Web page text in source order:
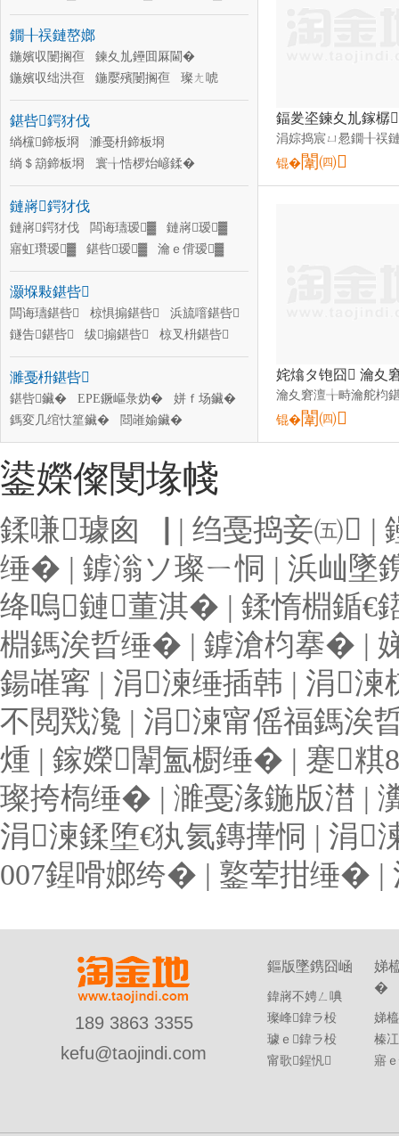
鐕堣ō瑷�
姗熸瑷▓
鏁哥⒓鐢㈠搧瑷▓
瀹跺眳鐢㈠搧瑷▓
闆诲瓙鐢㈠搧瑷▓
閫氫俊鐢㈠搧瑷▓
鐗╂祦鏈嶅嫏
鍦嬪収闄搁亱
鍊夊劜鑸囬厤閫�
鍦嬪収绌洪亱
鍦嬮殯闄搁亱
璨ㄤ唬
鍦嬮殯娴烽亱
鍦嬪収姘撮亱
蹇仦
鍦嬮殯绌洪亱
鍟嗘鍫遍棞
鍖呰鍔犲伐
绱欓鍗板埛
濉戞枡鍗板埛
绱＄箶鍗板埛
寰╁悎椤炲嵃鍒�
绔规湪鍗板埛
鐜荤拑鍗板埛
闄剁摲鍗板埛
鏈嶈鍔犲伐
鏈嶈鍔犲伐 闆诲瓙瑷▓
鏈嶈瑷▓
寤虹瓚瑷▓
鍖呰瑷▓
瀹ｅ偝瑷▓
褰㈣薄瑷▓
鍟嗘瑷▓
瀹堕浕瑷▓
骞抽潰瑷▓
灏堢敤鍖呰
闆诲瓙鍖呰 椋惧搧鍖呰
浜旈噾鍖呰
鐩告鍖呰
绂搧鍖呰
椋叉枡鍖呰
棣欑厵鍖呰
淇濆仴鍝佸寘瑁�
鑼惰憠鍖呰
鐜╁叿鍖呰
濉戞枡鍖呰
鍖呰鑶� EPE鐝嶇彔妫�
姘ｆ场鑶�
鎷変几绾忕篂鑶�
閸嶉媮鑶�
淇濊鑶�
闈滈浕鑶�
锟�闈㈣
锟�闈㈣
鍙嬫儏閺堟帴
鍒嗛璩囪▕ | 绉戞捣妾㈤ |
缍� | 鎼滃ソ璨ㄧ恫 | 浜屾墜
绛嗚鏈董淇� | 鍒惰棩鍎€
棩鎷涘晢缍� | 鎼滄枃搴� |
鍚嶉寗 | 涓湅缍插韩 | 涓湅
不閲戣瀺 | 涓湅甯傜福鎷涘
煄 | 鎵嬫闈氳櫉缍� | 蹇
璨挎槗缍� | 濉戞湪鍦版澘 |
涓湅鍒堕€犱氦鏄撶恫 | 涓
007鍟嗗嫏绔� | 鐜荤拑缍� |
189 3863 3355
kefu@taojindi.com
鏂版墜鎸囧崡
鍏嶈不娉ㄥ唺
璨峰鍏ラ杸
璩ｅ鍏ラ杸
甯歌鍟忛
娣
�
娣
榛
寤